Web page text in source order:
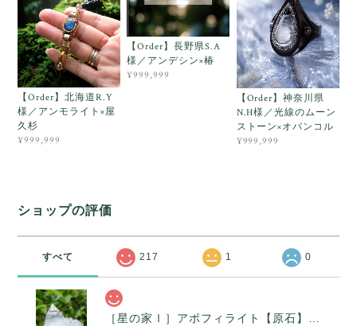
【Order】北海道R.Y
様／アンモライト×屋
久杉
¥999,999
【Order】長野県S.A
様／アンデシン×椿
¥999,999
【Order】神奈川県
N.H様／光線のムーン
ストーン×オバンコル
¥999,999
ショップの評価
すべて 217 1 0
［星の家Ⅰ］アポフィライト【原石】O300-314